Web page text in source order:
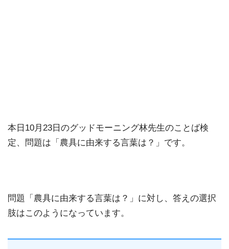
本日10月23日のグッドモーニング林先生のことば検
定、問題は「農具に由来する言葉は？」です。
問題「農具に由来する言葉は？」に対し、答えの選択
肢はこのようになっています。